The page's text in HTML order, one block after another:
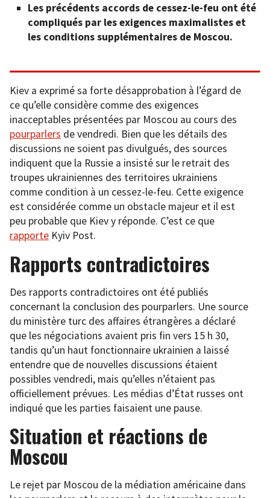
Les précédents accords de cessez-le-feu ont été
compliqués par les exigences maximalistes et
les conditions supplémentaires de Moscou.
Kiev a exprimé sa forte désapprobation à l’égard de
ce qu’elle considère comme des exigences
inacceptables présentées par Moscou au cours des
pourparlers de vendredi. Bien que les détails des
discussions ne soient pas divulgués, des sources
indiquent que la Russie a insisté sur le retrait des
troupes ukrainiennes des territoires ukrainiens
comme condition à un cessez-le-feu. Cette exigence
est considérée comme un obstacle majeur et il est
peu probable que Kiev y réponde. C’est ce que
rapporte Kyiv Post.
Rapports contradictoires
Des rapports contradictoires ont été publiés
concernant la conclusion des pourparlers. Une source
du ministère turc des affaires étrangères a déclaré
que les négociations avaient pris fin vers 15 h 30,
tandis qu’un haut fonctionnaire ukrainien a laissé
entendre que de nouvelles discussions étaient
possibles vendredi, mais qu’elles n’étaient pas
officiellement prévues. Les médias d’État russes ont
indiqué que les parties faisaient une pause.
Situation et réactions de
Moscou
Le rejet par Moscou de la médiation américaine dans